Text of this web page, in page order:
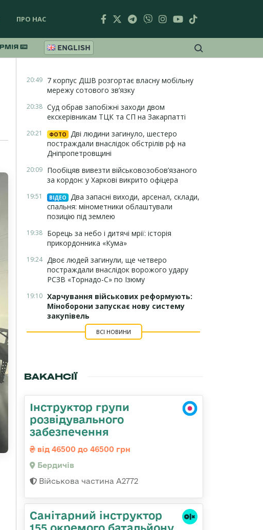
ПРО НАС
ENGLISH
20:49 7 корпус ДШВ розгортає власну мобільну
мережу сотового зв’язку
20:38 Суд обрав запобіжні заходи двом
екскерівникам ТЦК та СП на Закарпатті
20:21 ФОТО
Дві людини загинуло, шестеро
постраждали внаслідок обстрілів рф на
Дніпропетровщині
20:09 Пообіцяв вивезти військовозобов’язаного
за кордон: у Харкові викрито офіцера
19:51 ВІДЕО
Два запасні виходи, арсенал, склади,
спальня: мінометники облаштували
позицію під землею
19:38 Борець за небо і дитячі мрії: історія
прикордонника «Кума»
19:24 Двоє людей загинули, ще четверо
постраждали внаслідок ворожого удару
РСЗВ «Торнадо-С» по Ізюму
19:10 Харчування військових реформують:
Міноборони запускає нову систему
закупівель
ВСІ НОВИНИ
ВАКАНСІЇ
Інструктор групи
розвідувального
забезпечення
від 46500 до 46500 грн
Бердичів
Військова частина А2772
Санітарний інструктор
155 окремого батальйону